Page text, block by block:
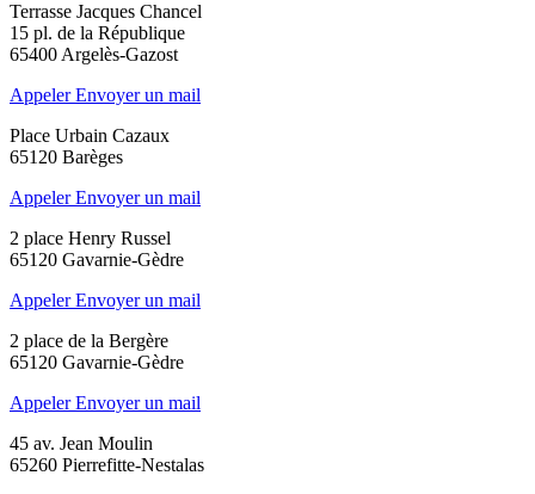
Terrasse Jacques Chancel
15 pl. de la République
65400 Argelès-Gazost
AppelerEnvoyer un mail
Place Urbain Cazaux
65120 Barèges
AppelerEnvoyer un mail
2 place Henry Russel
65120 Gavarnie-Gèdre
AppelerEnvoyer un mail
2 place de la Bergère
65120 Gavarnie-Gèdre
AppelerEnvoyer un mail
45 av. Jean Moulin
65260 Pierrefitte-Nestalas